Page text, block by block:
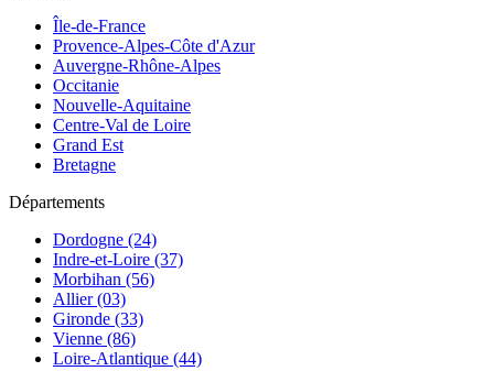
Île-de-France
Provence-Alpes-Côte d'Azur
Auvergne-Rhône-Alpes
Occitanie
Nouvelle-Aquitaine
Centre-Val de Loire
Grand Est
Bretagne
Départements
Dordogne (24)
Indre-et-Loire (37)
Morbihan (56)
Allier (03)
Gironde (33)
Vienne (86)
Loire-Atlantique (44)